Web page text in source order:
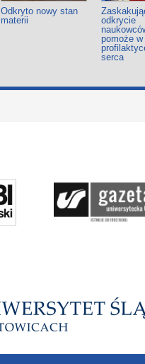
Odkryto nowy stan
materii
odkrycie
pomoże w
serca